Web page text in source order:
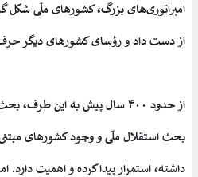
امپراتوری‌های بزرگ، کشورهای ملّی شکل
از دست داد و رؤسای کشورهای دیگر حرف
از حدود ۴۰۰ سال پیش به این
بحث استقلال ملّی و وجود کشورهای
داشته، استمرار پیدا کرده و اهمیت دارد.